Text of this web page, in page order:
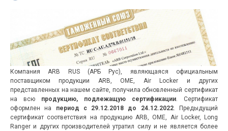
Читать далее
Компания ARB RUS (АРБ Рус), являющаяся официальным
поставщиком продукции ARB, OME, Air Locker и других
представленных на нашем сайте, получила обновленный сертификат
на всю продукцию, подлежащую сертификации. Сертификат
оформлен на
период с 29.12.2018 до 24.12.2022. Предыдущий
сертификат соответствия на продукцию ARB, OME, Air Locker, Long
Ranger и других производителей утратил силу и не является более